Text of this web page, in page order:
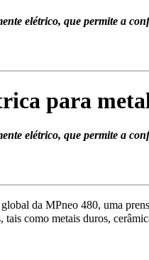
elétrico, que permite a
para
elétrico, que permite a
da MPneo 480, uma
como metais duros,